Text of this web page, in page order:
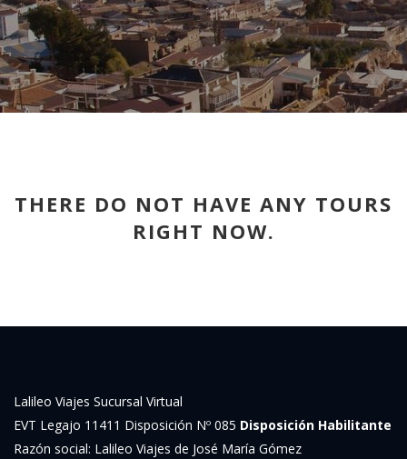
THERE DO NOT HAVE ANY TOURS
RIGHT NOW.
Lalileo Viajes Sucursal Virtual
EVT Legajo 11411 Disposición Nº 085 Disposición Habilitante
Razón social: Lalileo Viajes de José María Gómez